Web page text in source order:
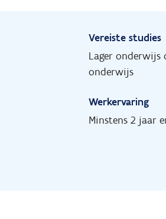
Vereiste studies
Lager onderwijs
onderwijs
Werkervaring
Minstens 2 jaar